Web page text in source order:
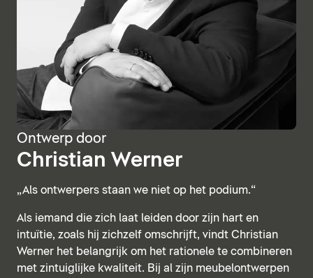
Ontwerp door
Christian Werner
„Als ontwerpers staan we niet op het podium.“
Als iemand die zich laat leiden door zijn hart en
intuïtie, zoals hij zichzelf omschrijft, vindt Christian
Werner het belangrijk om het rationele te combineren
met zintuiglijke kwaliteit. Bij al zijn meubelontwerpen